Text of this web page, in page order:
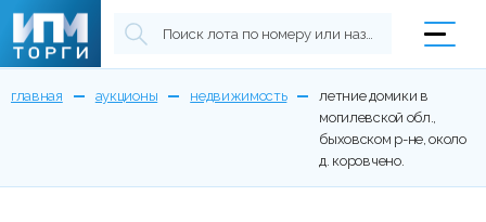
главная аукционы недвижимость
летние домики в
могилевской обл.,
быховском р-не, около
д. коровчено.